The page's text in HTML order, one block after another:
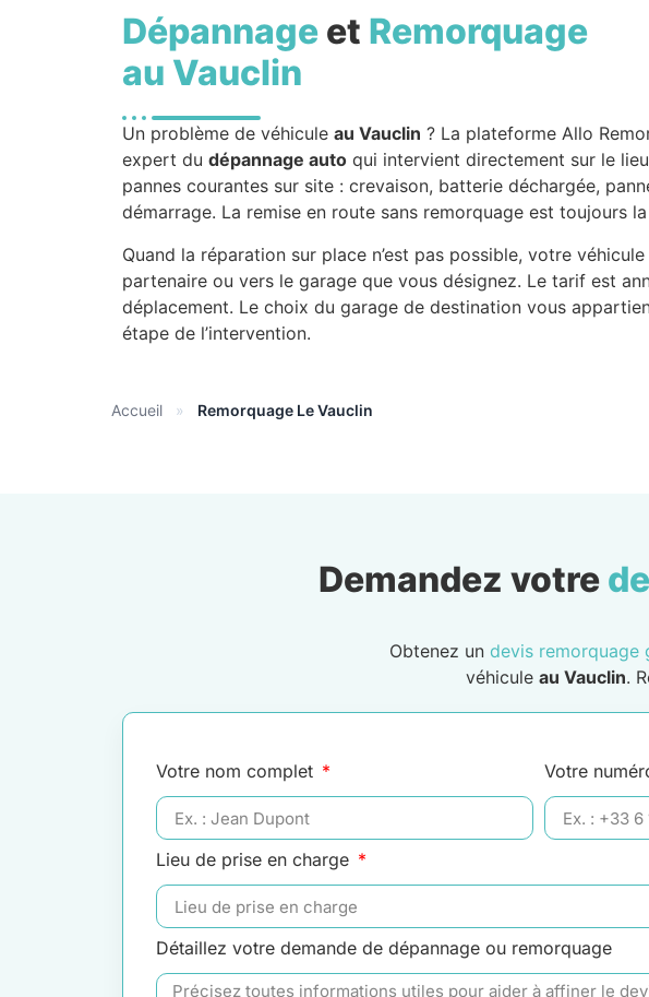
Dépannage et Remorquage
au Vauclin
Un problème de véhicule au Vauclin ? La plateforme Allo
expert du dépannage auto qui intervient directement sur le
pannes courantes sur site : crevaison, batterie déchargée,
démarrage. La remise en route sans remorquage est toujours
Quand la réparation sur place n’est pas possible, votre
partenaire ou vers le garage que vous désignez. Le tarif est
déplacement. Le choix du garage de destination vous
étape de l’intervention.
Accueil » Remorquage Le Vauclin
Demandez votre
Obtenez un devis remorquage
véhicule au Vauclin.
Votre nom complet Votre
Lieu de prise en charge
Détaillez votre demande de dépannage ou remorquage